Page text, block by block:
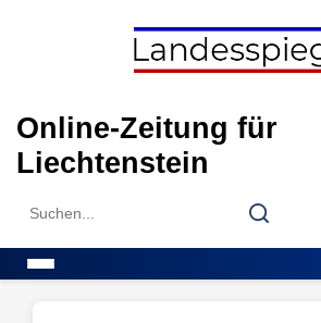
Online-Zeitung für
Liechtenstein
Search
Search